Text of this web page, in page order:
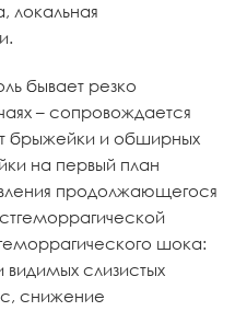
локальная
бывает резко
– сопровождается
брыжейки и обширных
на первый план
продолжающегося
шока:
слизистых
снижение